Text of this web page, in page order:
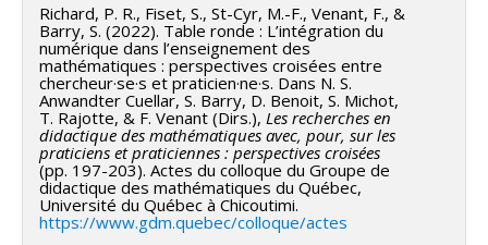
Richard, P. R., Fiset, S., St-Cyr, M.-F., Venant, F., &
Barry, S. (2022). Table ronde : L’intégration du
numérique dans l’enseignement des
mathématiques : perspectives croisées entre
chercheur·se·s et praticien·ne·s. Dans N. S.
Anwandter Cuellar, S. Barry, D. Benoit, S. Michot,
T. Rajotte, & F. Venant (Dirs.), Les recherches en
didactique des mathématiques avec, pour, sur les
praticiens et praticiennes : perspectives croisées
(pp. 197-203). Actes du colloque du Groupe de
didactique des mathématiques du Québec,
Université du Québec à Chicoutimi.
https://www.gdm.quebec/colloque/actes